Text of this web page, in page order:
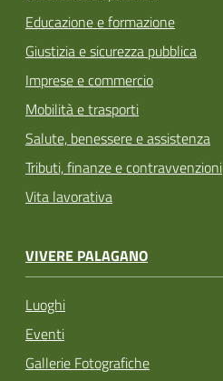
Educazione e formazione
Giustizia e sicurezza pubblica
Imprese e commercio
Mobilità e trasporti
Salute, benessere e assistenza
Tributi, finanze e contravvenzioni
Vita lavorativa
VIVERE PALAGANO
Luoghi
Eventi
Gallerie Fotografiche